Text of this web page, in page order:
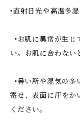
•直射日光や高温多
•お肌に異常が生じ
い。お肌に合わない
•暑い所や湿気の多
寄せ、表面に汗をか
ください。